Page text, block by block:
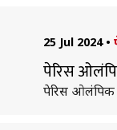
25 Jul 2024 •
पेरिस
पेरिस ओलंपिक